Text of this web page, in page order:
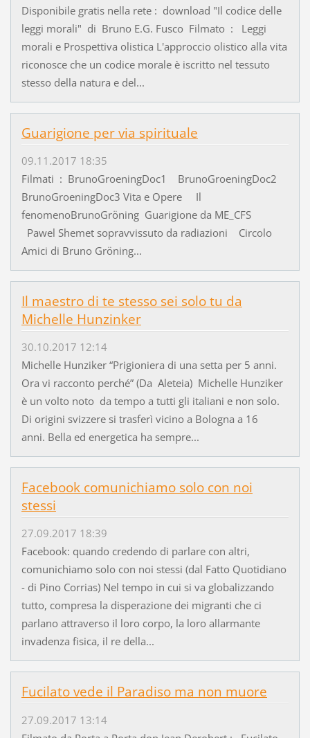
Disponibile gratis nella rete : download "Il codice delle
leggi morali" di Bruno E.G. Fusco Filmato : Leggi
morali e Prospettiva olistica L'approccio olistico alla vita
riconosce che un codice morale è iscritto nel tessuto
stesso della natura e del...
Guarigione per via spirituale
09.11.2017 18:35
Filmati : BrunoGroeningDoc1 BrunoGroeningDoc2
BrunoGroeningDoc3 Vita e Opere Il
fenomenoBrunoGröning Guarigione da ME_CFS
Pawel Shemet sopravvissuto da radiazioni Circolo
Amici di Bruno Gröning...
Il maestro di te stesso sei solo tu da
Michelle Hunzinker
30.10.2017 12:14
Michelle Hunziker “Prigioniera di una setta per 5 anni.
Ora vi racconto perché” (Da Aleteia) Michelle Hunziker
è un volto noto da tempo a tutti gli italiani e non solo.
Di origini svizzere si trasferì vicino a Bologna a 16
anni. Bella ed energetica ha sempre...
Facebook comunichiamo solo con noi
stessi
27.09.2017 18:39
Facebook: quando credendo di parlare con altri,
comunichiamo solo con noi stessi (dal Fatto Quotidiano
- di Pino Corrias) Nel tempo in cui si va globalizzando
tutto, compresa la disperazione dei migranti che ci
parlano attraverso il loro corpo, la loro allarmante
invadenza fisica, il re della...
Fucilato vede il Paradiso ma non muore
27.09.2017 13:14